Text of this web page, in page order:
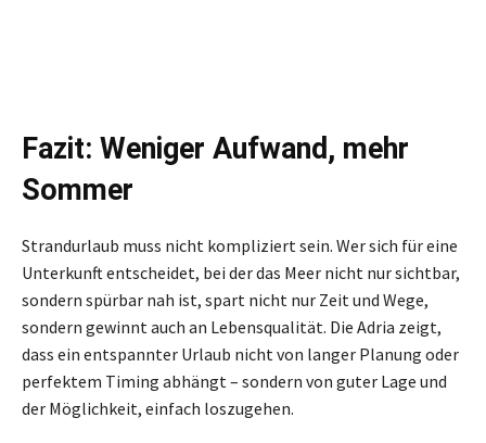
Fazit: Weniger Aufwand, mehr
Sommer
Strandurlaub muss nicht kompliziert sein. Wer sich für eine
Unterkunft entscheidet, bei der das Meer nicht nur sichtbar,
sondern spürbar nah ist, spart nicht nur Zeit und Wege,
sondern gewinnt auch an Lebensqualität. Die Adria zeigt,
dass ein entspannter Urlaub nicht von langer Planung oder
perfektem Timing abhängt – sondern von guter Lage und
der Möglichkeit, einfach loszugehen.